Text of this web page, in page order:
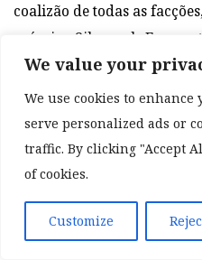
We value your
We use cookies to
serve personalized ads or
traffic. By clicking "Accept
of cookies.
Customize
coalizão de todas as
príncipe Sihanouk.
Transicional da ONU no
supervisionaria a
até a realização das
Estado do Camboja e o
reconhecido como religião
O controle sobre algumas
Vermelho tivesse sido